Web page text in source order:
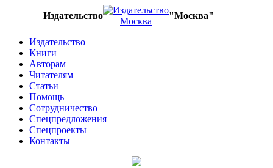
Издательство "Москва"
Издательство
Книги
Авторам
Читателям
Статьи
Помощь
Сотрудничество
Спецпредложения
Спецпроекты
Контакты